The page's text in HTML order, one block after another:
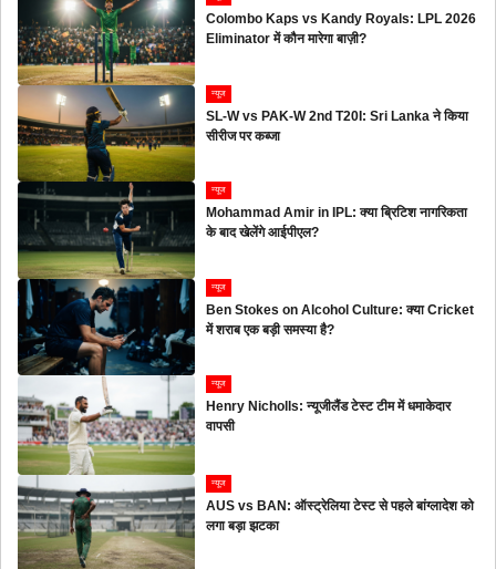
Colombo Kaps vs Kandy Royals: LPL 2026
Eliminator में कौन मारेगा बाज़ी?
न्यूज
SL-W vs PAK-W 2nd T20I: Sri Lanka ने किया
सीरीज पर कब्जा
न्यूज
Mohammad Amir in IPL: क्या ब्रिटिश नागरिकता
के बाद खेलेंगे आईपीएल?
न्यूज
Ben Stokes on Alcohol Culture: क्या Cricket
में शराब एक बड़ी समस्या है?
न्यूज
Henry Nicholls: न्यूजीलैंड टेस्ट टीम में धमाकेदार
वापसी
न्यूज
AUS vs BAN: ऑस्ट्रेलिया टेस्ट से पहले बांग्लादेश को
लगा बड़ा झटका